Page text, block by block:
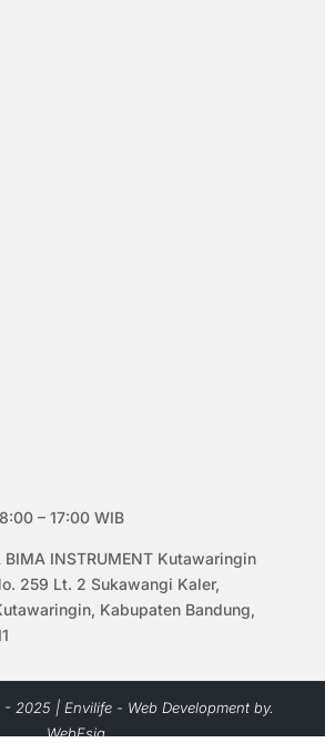
– 17:00 WIB
BIMA INSTRUMENT Kutawaringin
259 Lt. 2 Sukawangi Kaler,
Kabupaten Bandung,
2025 | Envilife - Web Development by.
WebEsia